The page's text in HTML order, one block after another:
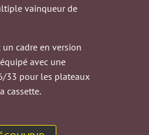
vainqueur de
un cadre en version
avec une
33 pour les plateaux
cassette.